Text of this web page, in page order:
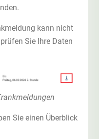
kann nicht
Sie Ihre Daten
Sie einen Überblick